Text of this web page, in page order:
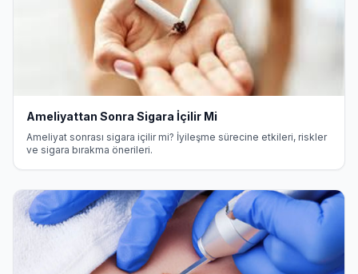
Ameliyattan Sonra Sigara İçilir Mi
Ameliyat sonrası sigara içilir mi? İyileşme sürecine etkileri, riskler
ve sigara bırakma önerileri.